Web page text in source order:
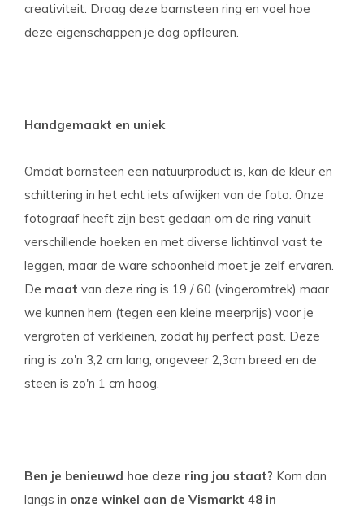
creativiteit. Draag deze barnsteen ring en voel hoe
deze eigenschappen je dag opfleuren.
Handgemaakt en uniek
Omdat barnsteen een natuurproduct is, kan de kleur en
schittering in het echt iets afwijken van de foto. Onze
fotograaf heeft zijn best gedaan om de ring vanuit
verschillende hoeken en met diverse lichtinval vast te
leggen, maar de ware schoonheid moet je zelf ervaren.
De maat van deze ring is 19 / 60 (vingeromtrek) maar
we kunnen hem (tegen een kleine meerprijs) voor je
vergroten of verkleinen, zodat hij perfect past. Deze
ring is zo'n 3,2 cm lang, ongeveer 2,3cm breed en de
steen is zo'n 1 cm hoog.
Ben je benieuwd hoe deze ring jou staat? Kom dan
langs in onze winkel aan de Vismarkt 48 in